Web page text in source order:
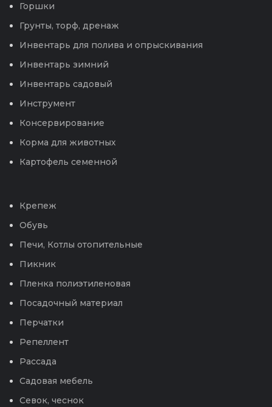
Горшки
Грунты, торф, дренаж
Инвентарь для полива и опрыскивания
Инвентарь зимний
Инвентарь садовый
Инструмент
Консервирование
Корма для животных
Картофель семенной
Крепеж
Обувь
Печи, Котлы отопительные
Пикник
Пленка полиэтиленовая
Посадочный материал
Перчатки
Репеллент
Рассада
Садовая мебель
Севок, чеснок